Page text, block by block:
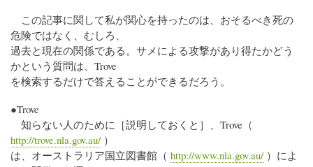
この記事に関して私が関心を持ったのは、おそるべき死の
危険ではなく、むしろ、
過去と現在の関係である。サメによる攻撃があり得たかどう
かという質問は、Trove
を検索するだけで答えることができるだろう。
●Trove
知らない人のために［説明しておくと］、Trove（
http://trove.nla.gov.au/）
は、オーストラリア国立図書館（ http://www.nla.gov.au/）によ